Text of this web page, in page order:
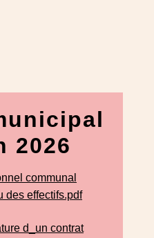
2026
communal
des effectifs.pdf
d_un contrat